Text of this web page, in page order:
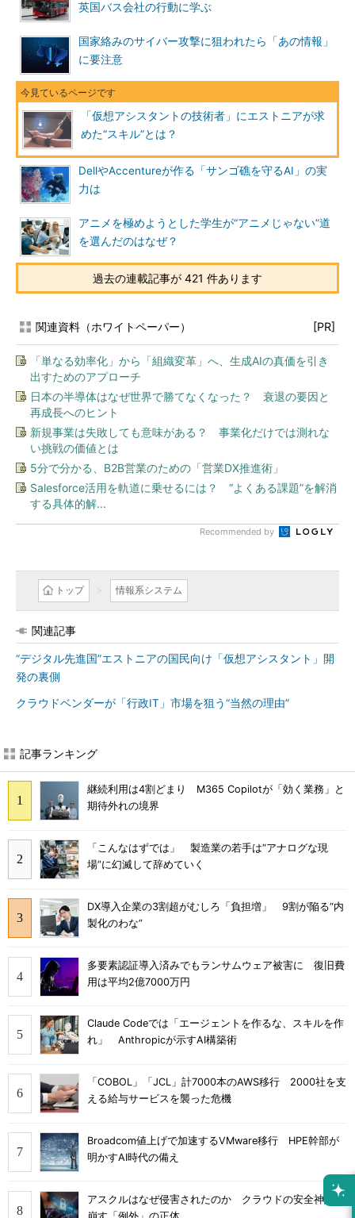
英国バス会社の行動に学ぶ
国家絡みのサイバー攻撃に狙われたら「あの情報」
に要注意
「仮想アシスタントの技術者」にエストニアが求
めた“スキル”とは？
DellやAccentureが作る「サンゴ礁を守るAI」の実
力は
アニメを極めようとした学生が“アニメじゃない”道
を選んだのはなぜ？
過去の連載記事が 421 件あります
関連資料（ホワイトペーパー） [PR]
「単なる効率化」から「組織変革」へ、生成AIの真価を引き
出すためのアプローチ
日本の半導体はなぜ世界で勝てなくなった？ 衰退の要因と
再成長へのヒント
新規事業は失敗しても意味がある？ 事業化だけでは測れな
い挑戦の価値とは
5分で分かる、B2B営業のための「営業DX推進術」
Salesforce活用を軌道に乗せるには？ “よくある課題”を解消
する具体的解...
Recommended by
トップ 情報系システム
関連記事
“デジタル先進国”エストニアの国民向け「仮想アシスタント」開
発の裏側
クラウドベンダーが「行政IT」市場を狙う“当然の理由”
記事ランキング
継続利用は4割どまり M365 Copilotが「効く業務」と
期待外れの境界
「こんなはずでは」 製造業の若手は“アナログな現
場”に幻滅して辞めていく
DX導入企業の3割超がむしろ「負担増」 9割が陥る“内
製化のわな”
多要素認証導入済みでもランサムウェア被害に 復旧費
用は平均2億7000万円
Claude Codeでは「エージェントを作るな、スキルを作
れ」 Anthropicが示すAI構築術
「COBOL」「JCL」計7000本のAWS移行 2000社を支
える給与サービスを襲った危機
Broadcom値上げで加速するVMware移行 HPE幹部が
明かすAI時代の備え
アスクルはなぜ侵害されたのか クラウドの安全神話を